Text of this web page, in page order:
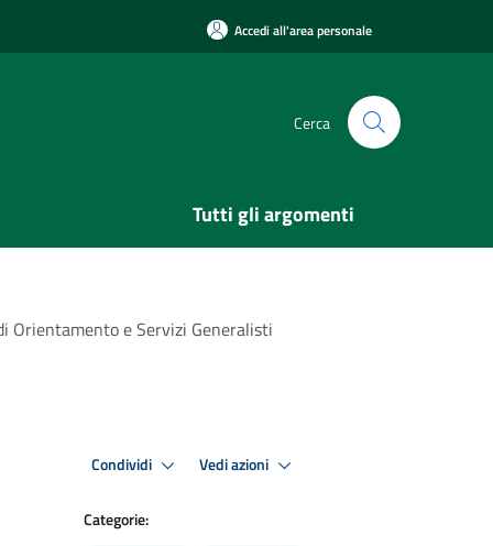
Accedi all'area personale
Cerca
Tutti gli argomenti
Orientamento e Servizi Generalisti
Condividi Vedi azioni
Categorie: